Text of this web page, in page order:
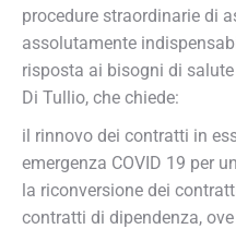
procedure straordinarie di
assolutamente
risposta ai bisogni di
Di Tullio, che chiede:
il rinnovo dei contratti in
emergenza COVID 19 per
la riconversione dei
contratti di dipendenza,